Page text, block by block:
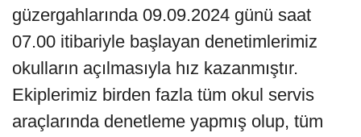
güzergahlarında 09.09.2024 günü saat
07.00 itibariyle başlayan denetimlerimiz
okulların açılmasıyla hız kazanmıştır.
Ekiplerimiz birden fazla tüm okul servis
araçlarında denetleme yapmış olup, tüm